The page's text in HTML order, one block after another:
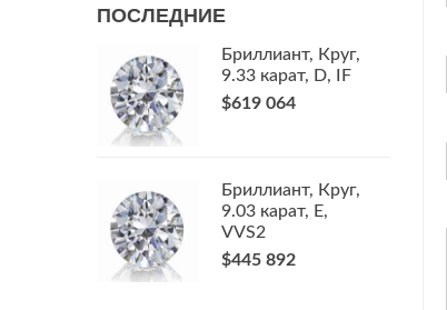
ПОСЛЕДНИЕ
Бриллиант, Круг,
9.33 карат, D, IF
$619 064
Бриллиант, Круг,
9.03 карат, E,
VVS2
$445 892